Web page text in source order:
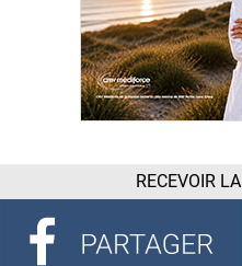
RECEVOIR